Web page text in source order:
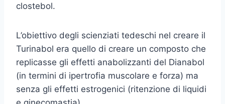
clostebol.
L’obiettivo degli scienziati tedeschi nel creare il
Turinabol era quello di creare un composto che
replicasse gli effetti anabolizzanti del Dianabol
(in termini di ipertrofia muscolare e forza) ma
senza gli effetti estrogenici (ritenzione di liquidi